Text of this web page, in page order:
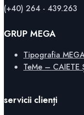
(+40) 264 - 439.263
GRUP MEGA
Tipografia
TeMe – CAIETE
servicii clienți